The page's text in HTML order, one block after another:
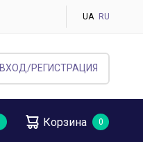
UA RU
ВХОД/РЕГИСТРАЦИЯ
Корзина